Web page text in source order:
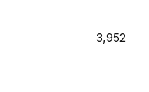
3,952